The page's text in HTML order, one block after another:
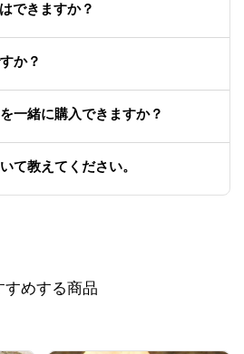
できますか？
か？
一緒に購入できますか？
て教えてください。
めする商品